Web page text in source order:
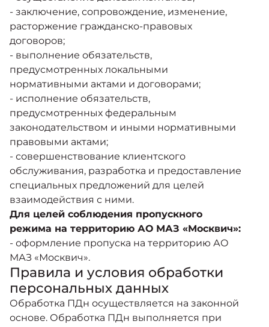
- заключение, сопровождение, изменение,
расторжение гражданско-правовых
договоров;
- выполнение обязательств,
предусмотренных локальными
нормативными актами и договорами;
- исполнение обязательств,
предусмотренных федеральным
законодательством и иными нормативными
правовыми актами;
- совершенствование клиентского
обслуживания, разработка и предоставление
специальных предложений для целей
взаимодействия с ними.
Для целей соблюдения пропускного
режима на территорию АО МАЗ «Москвич»:
- оформление пропуска на территорию АО
МАЗ «Москвич».
Правила и условия обработки
персональных данных
Обработка ПДн осуществляется на законной
основе. Обработка ПДн выполняется при